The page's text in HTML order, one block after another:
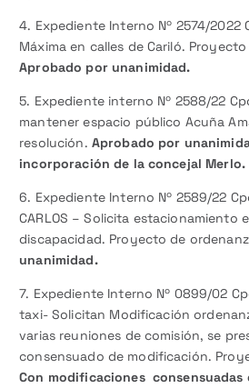
4. Expediente Interno Nº 2574/2022
Máxima en calles de Cariló.
Aprobado por unanimidad.
5. Expediente interno Nº 2588/22
mantener espacio público Acuña
resolución. Aprobado por
incorporación de la concejal Merlo.
6. Expediente Interno Nº 2589/22
CARLOS – Solicita estacionamiento
discapacidad. Proyecto de
unanimidad.
7. Expediente Interno Nº 0899/02
taxi- Solicitan Modificación
varias reuniones de comisión, se
consensuado de modificación.
Con modificaciones